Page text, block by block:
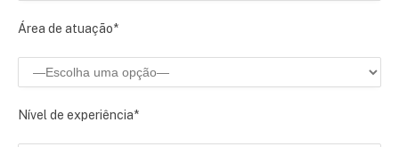
Área de atuação*
Nível de experiência*